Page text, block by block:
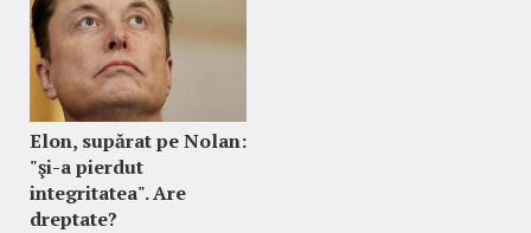
Elon, supărat pe Nolan:
"şi-a pierdut
integritatea". Are
dreptate?